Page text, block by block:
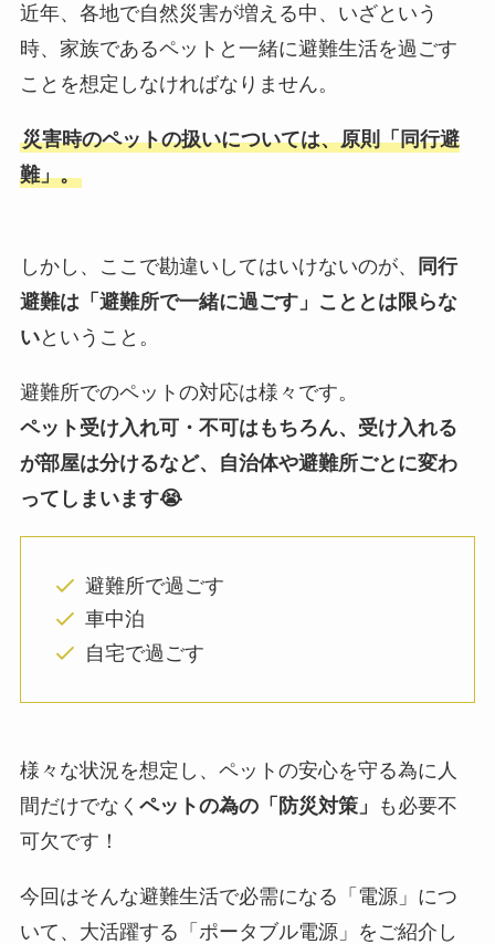
近年、各地で自然災害が増える中、いざという
時、家族であるペットと一緒に避難生活を過ごす
ことを想定しなければなりません。
災害時のペットの扱いについては、原則「同行避
難」。
しかし、ここで勘違いしてはいけないのが、
同行
避難は「避難所で一緒に過ごす」こととは限らな
いということ。
避難所でのペットの対応は様々です。
ペット受け入れ可・不可はもちろん、受け入れる
が部屋は分けるなど、自治体や避難所ごと に変わ
ってしまいます😭
避難所で過ごす
車中泊
自宅で過ごす
様々な状況を想定し、ペットの安心を守る為に人
間だけでなく ペットの為の「防災対策」
も必要不
可欠です！
今回はそんな避難生活で必需になる「電源」につ
いて、大活躍する「ポータブル電源」をご紹介し